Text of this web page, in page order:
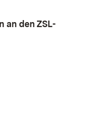
an den ZSL-